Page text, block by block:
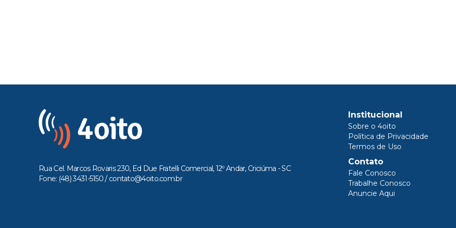
Rua Cel. Marcos Rovaris 230, Ed Due Fratelli Comercial, 12º Andar, Criciúma - SC
Fone: (48) 3431-5150 / contato@4oito.com.br
Institucional
Sobre o 4oito
Política de Privacidade
Termos de Uso
Contato
Fale Conosco
Trabalhe Conosco
Anuncie Aqui